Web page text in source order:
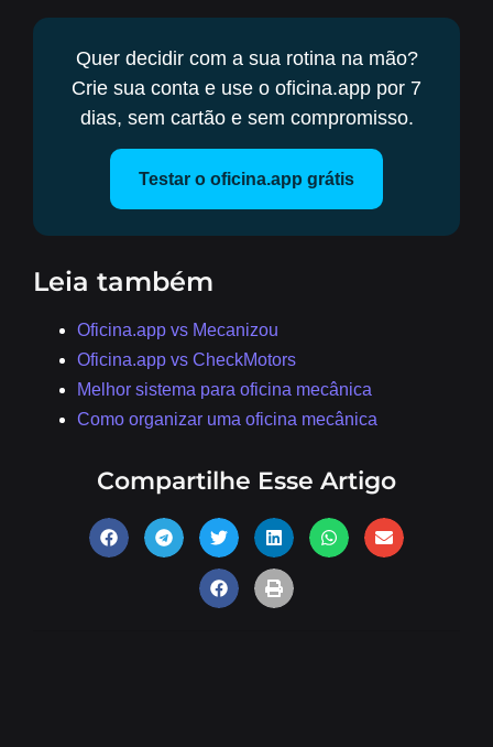
Quer decidir com a sua rotina na mão?
Crie sua conta e use o oficina.app por 7
dias, sem cartão e sem compromisso.
Testar o oficina.app grátis
Leia também
Oficina.app vs Mecanizou
Oficina.app vs CheckMotors
Melhor sistema para oficina mecânica
Como organizar uma oficina mecânica
Compartilhe Esse Artigo